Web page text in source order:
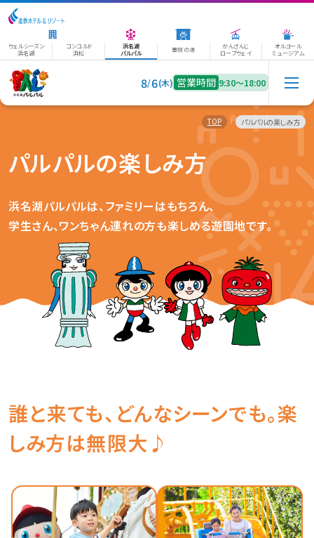
ウェルシーズン
浜名湖
コンコルド
浜松
浜名湖
パルパル
華咲の湯
かんざんじ
ロープウェイ
オルゴール
ミュージアム
8/6(木) 営業時間 9:30〜18:00
TOP パルパルの楽しみ方
パルパルの楽しみ方
浜名湖パルパルは、ファミリーはもちろん、
学生さん、ワンちゃん連れの方も楽しめる遊園地です。
誰と来ても、どんなシーンでも。楽
しみ方は無限大♪